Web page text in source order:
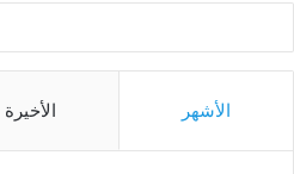
الأشهر الأخيرة